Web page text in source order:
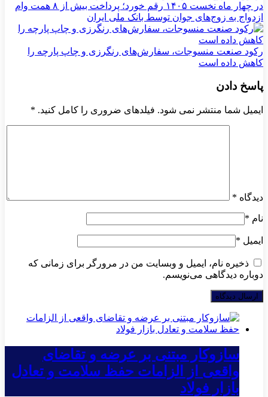
در چهار ماه نخست ۱۴۰۵ رقم خورد؛ پرداخت بیش از ۸ همت وام
ازدواج به زوج‌های جوان توسط بانک ملی ایران
رکود صنعت منسوجات، سفارش‌های رنگرزی و چاپ پارچه را
کاهش داده است
پاسخ دادن
ایمیل شما منتشر نمی شود. فیلدهای ضروری را کامل کنید. *
دیدگاه *
نام *
ایمیل *
ذخیره نام، ایمیل و وبسایت من در مرورگر برای زمانی که
دوباره دیدگاهی می‌نویسم.
سازوکار مبتنی بر عرضه و تقاضای
واقعی از الزامات حفظ سلامت و تعادل
بازار فولاد